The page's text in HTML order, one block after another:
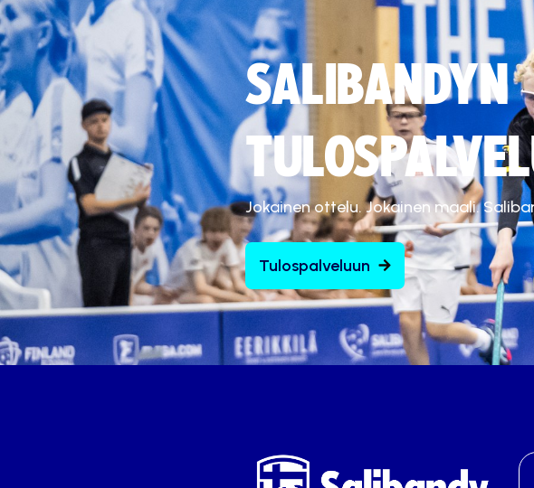
SALIBANDYN
Jokainen ottelu. Jokainen maali.
Tulospalveluun